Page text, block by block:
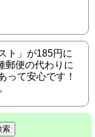
ト」が185円に
郵便の代わりに
って安心です！